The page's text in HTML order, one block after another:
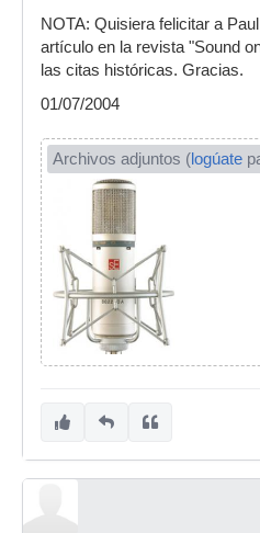
NOTA: Quisiera felicitar a
artículo en la revista "Sound
las citas históricas. Gracias.
01/07/2004
Archivos adjuntos (logúate